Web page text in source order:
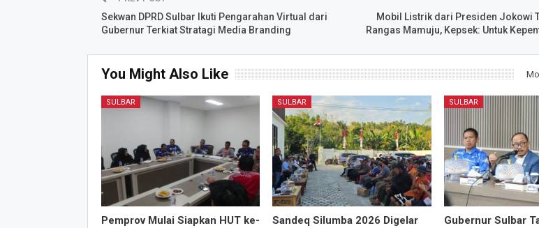
Sekwan DPRD Sulbar Ikuti Pengarahan Virtual dari
Gubernur Terkiat Stratagi Media Branding
Mobil Listrik dari Presiden Jokowi
Rangas Mamuju, Kepsek: Untuk
You Might Also Like
SULBAR
Pemprov Mulai Siapkan HUT ke-
SULBAR
Sandeq Silumba 2026 Digelar
SULBAR
Gubernur Sulbar